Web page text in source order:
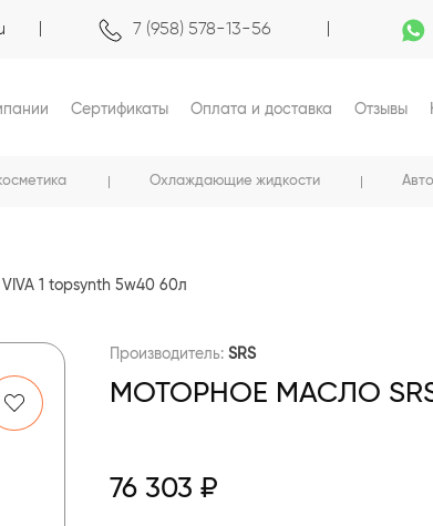
7 (958) 578-13-56
Сертификаты Оплата и доставка Отзывы
Охлаждающие жидкости
1 topsynth 5w40 60л
Производитель: SRS
МОТОРНОЕ МАСЛО SRS
76 303 ₽